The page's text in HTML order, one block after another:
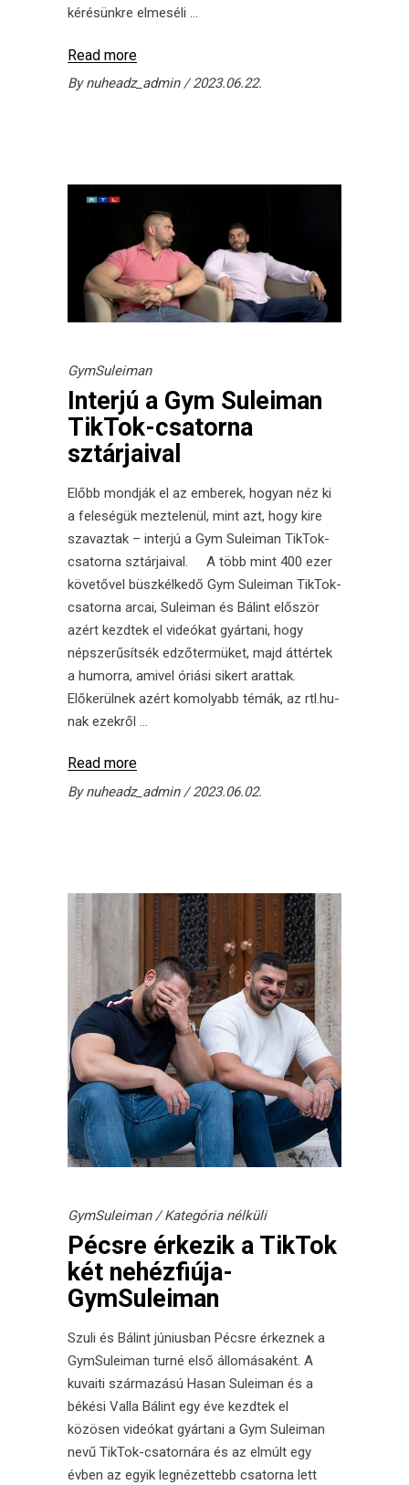
kérésünkre elmeséli
Read more
Bynuheadz_admin 2023.06.22.
GymSuleiman
Interjú a Gym Suleiman
TikTok-csatorna
sztárjaival
Előbb mondják el az emberek, hogyan néz ki
a feleségük meztelenül, mint azt, hogy kire
szavaztak – interjú a Gym Suleiman TikTok-
csatorna sztárjaival. A több mint 400 ezer
követővel büszkélkedő Gym Suleiman TikTok-
csatorna arcai, Suleiman és Bálint először
azért kezdtek el videókat gyártani, hogy
népszerűsítsék edzőtermüket, majd áttértek
a humorra, amivel óriási sikert arattak.
Előkerülnek azért komolyabb témák, az rtl.hu-
nak ezekről
Read more
Bynuheadz_admin 2023.06.02.
GymSuleiman/Kategória nélküli
Pécsre érkezik a TikTok
két nehézfiúja-
GymSuleiman
Szuli és Bálint júniusban Pécsre érkeznek a
GymSuleiman turné első állomásaként. A
kuvaiti származású Hasan Suleiman és a
békési Valla Bálint egy éve kezdtek el
közösen videókat gyártani a Gym Suleiman
nevű TikTok-csatornára és az elmúlt egy
évben az egyik legnézettebb csatorna lett